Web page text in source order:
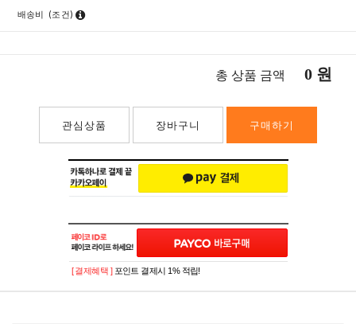
배송비 (조건)
총 상품 금액 0 원
관심상품 장바구니 구매하기
[ 결제혜택 ] 포인트 결제시 1% 적립!